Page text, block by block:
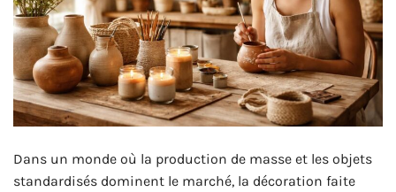
Dans un monde où la production de masse et les objets
standardisés dominent le marché, la décoration faite